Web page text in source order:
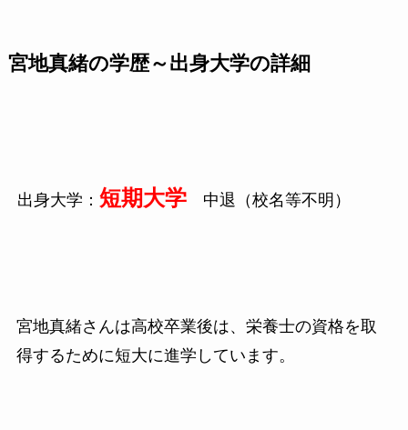
宮地真緒の学歴～出身大学の詳細
出身大学： 短期大学中退（校名等不明）
宮地真緒さんは高校卒業後は、栄養士の資格を取
得するために短大に進学しています。